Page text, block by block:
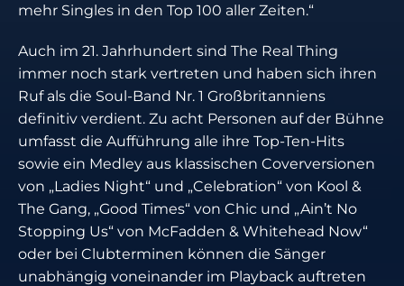
mehr Singles in den Top 100 aller Zeiten.“
Auch im 21. Jahrhundert sind The Real Thing
immer noch stark vertreten und haben sich ihren
Ruf als die Soul-Band Nr. 1 Großbritanniens
definitiv verdient. Zu acht Personen auf der Bühne
umfasst die Aufführung alle ihre Top-Ten-Hits
sowie ein Medley aus klassischen Coverversionen
von „Ladies Night“ und „Celebration“ von Kool &
The Gang, „Good Times“ von Chic und „Ain’t No
Stopping Us“ von McFadden & Whitehead Now“
oder bei Clubterminen können die Sänger
unabhängig voneinander im Playback auftreten